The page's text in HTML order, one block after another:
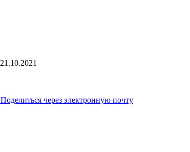
21.10.2021
Поделиться через электронную почту